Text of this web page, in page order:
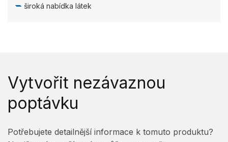
široká nabídka látek
Vytvořit nezávaznou
poptávku
Potřebujete detailnější informace k tomuto produktu?